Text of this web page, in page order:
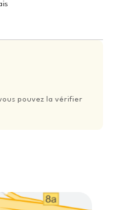
pouvez la vérifier